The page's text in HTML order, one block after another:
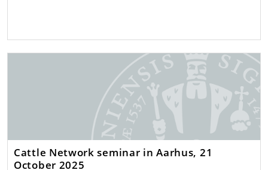
Cattle Network seminar in Aarhus, 21
October 2025